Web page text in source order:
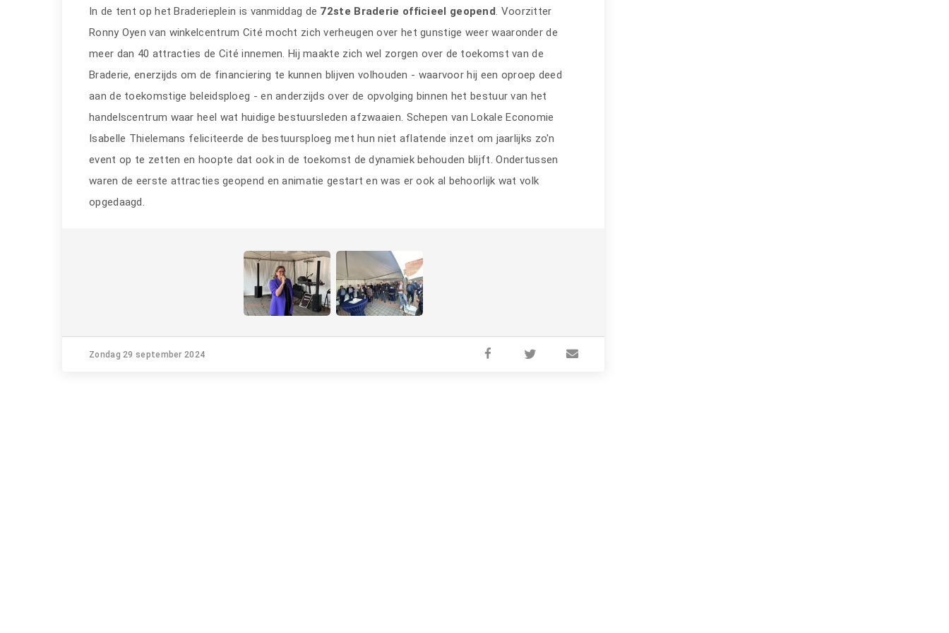
In de tent op het Braderieplein is vanmiddag de 72ste Braderie officieel geopend. Voorzitter
Ronny Oyen van winkelcentrum Cité mocht zich verheugen over het gunstige weer waaronder de
meer dan 40 attracties de Cité innemen. Hij maakte zich wel zorgen over de toekomst van de
Braderie, enerzijds om de financiering te kunnen blijven volhouden - waarvoor hij een oproep deed
aan de toekomstige beleidsploeg - en anderzijds over de opvolging binnen het bestuur van het
handelscentrum waar heel wat huidige bestuursleden afzwaaien. Schepen van Lokale Economie
Isabelle Thielemans feliciteerde de bestuursploeg met hun niet aflatende inzet om jaarlijks zo'n
event op te zetten en hoopte dat ook in de toekomst de dynamiek behouden blijft. Ondertussen
waren de eerste attracties geopend en animatie gestart en was er ook al behoorlijk wat volk
opgedaagd.
Zondag 29 september 2024